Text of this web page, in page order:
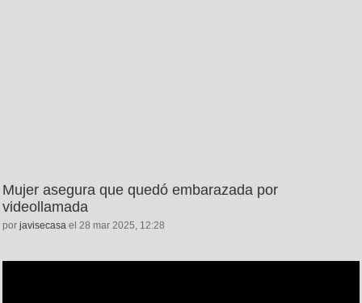
Mujer asegura que quedó embarazada por
videollamada
por javisecasa el 28 mar 2025, 12:28